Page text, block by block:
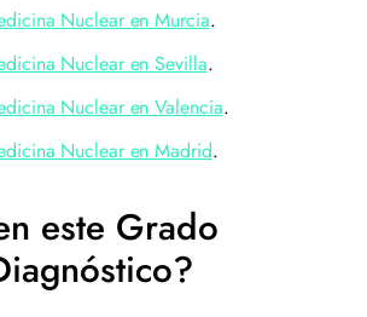
Nuclear en Murcia.
Nuclear en Sevilla.
Nuclear en Valencia.
Nuclear en Madrid.
este Grado